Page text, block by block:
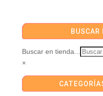
BUSCAR
Buscar en tienda...
×